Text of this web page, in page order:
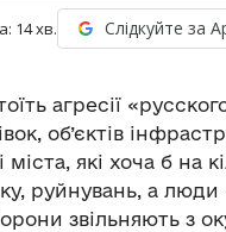
14хв. Слідкуйте за
агресії
об’єктів
міста, які хоча б на
руйнувань, а
звільняють з